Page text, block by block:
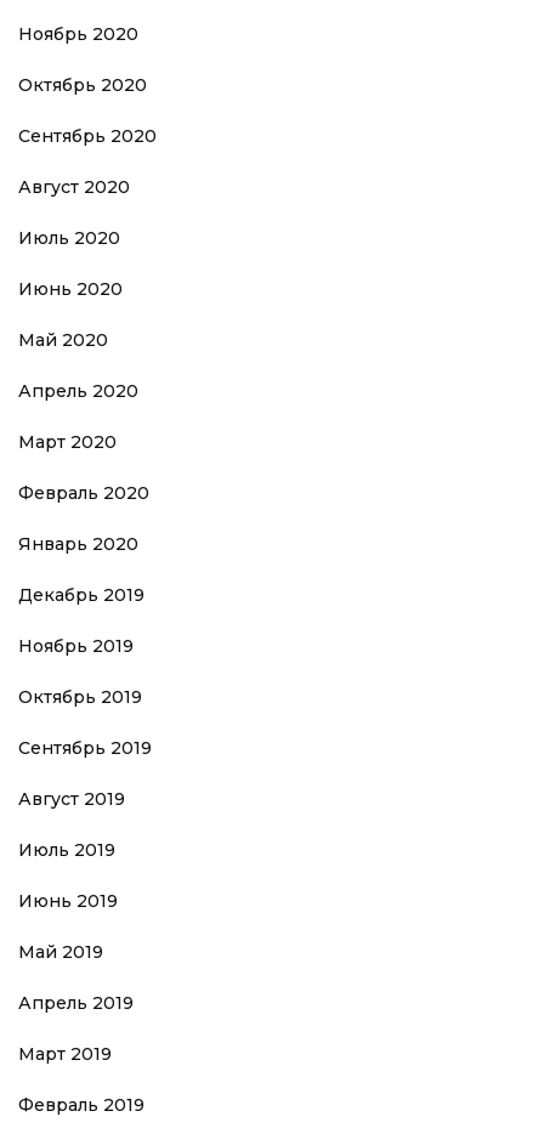
Ноябрь 2020
Октябрь 2020
Сентябрь 2020
Август 2020
Июль 2020
Июнь 2020
Май 2020
Апрель 2020
Март 2020
Февраль 2020
Январь 2020
Декабрь 2019
Ноябрь 2019
Октябрь 2019
Сентябрь 2019
Август 2019
Июль 2019
Июнь 2019
Май 2019
Апрель 2019
Март 2019
Февраль 2019